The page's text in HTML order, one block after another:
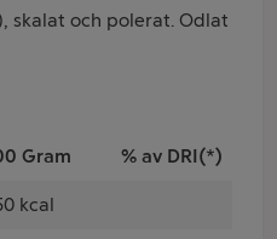
skalat och polerat. Odlat
Gram % av DRI(*)
kcal